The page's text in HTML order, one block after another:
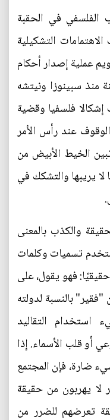
الفلسفي في الحقبة
التشكيلية
عملية إصدار أحكام
منذ سبينوزا ونيتشه
فلسفيا وقضية
عند رأس الأمر
الخيط الأبيض من
لا يريبها والتشكك في
والكذب بالمعنى
تسميات وكلمات
فهو يقول، على
بالنسبة لدولته
استخدام التقاليد
أو قلب الأسماء. إذا
ضارة، فإن المجتمع
لا يهربون من حقيقة
تعرضهم للضرر من